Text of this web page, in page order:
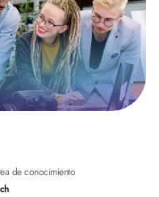
de conocimiento